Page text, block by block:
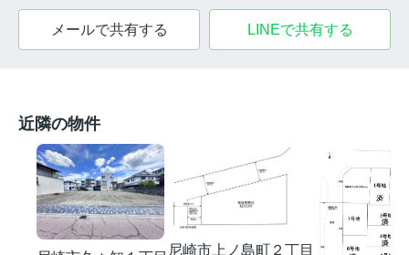
メールで共有する LINEで共有する
近隣の物件
尼崎市上ノ島町２丁目